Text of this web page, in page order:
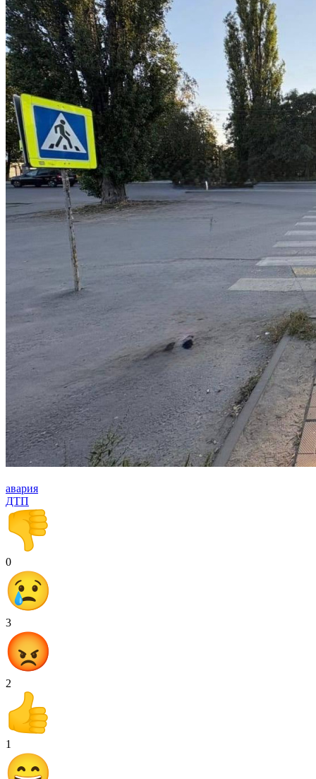
авария
ДТП
0
3
2
1